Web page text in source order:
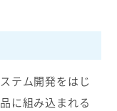
テム開発をはじ
に組み込まれる